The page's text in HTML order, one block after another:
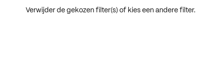
Verwijder de gekozen filter(s) of kies een andere filter.